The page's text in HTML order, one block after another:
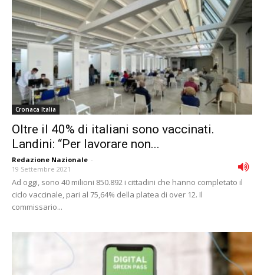
Cronaca Italia
Oltre il 40% di italiani sono vaccinati.
Landini: “Per lavorare non...
Redazione Nazionale -
19 Settembre 2021
Ad oggi, sono 40 milioni 850.892 i cittadini che hanno completato il
ciclo vaccinale, pari al 75,64% della platea di over 12. Il
commissario...